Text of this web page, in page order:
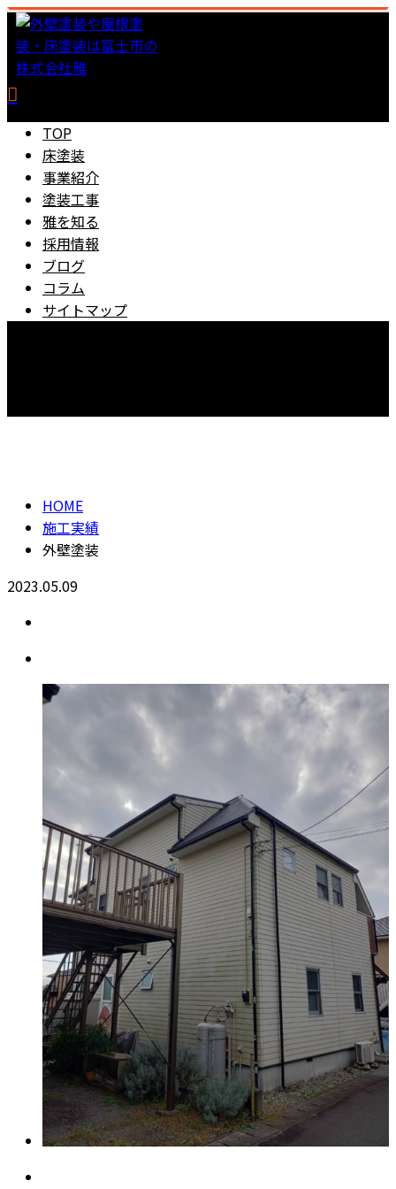
TOP
床塗装
事業紹介
塗装工事
雅を知る
採用情報
ブログ
コラム
サイトマップ
HOME
施工実績
外壁塗装
2023.05.09